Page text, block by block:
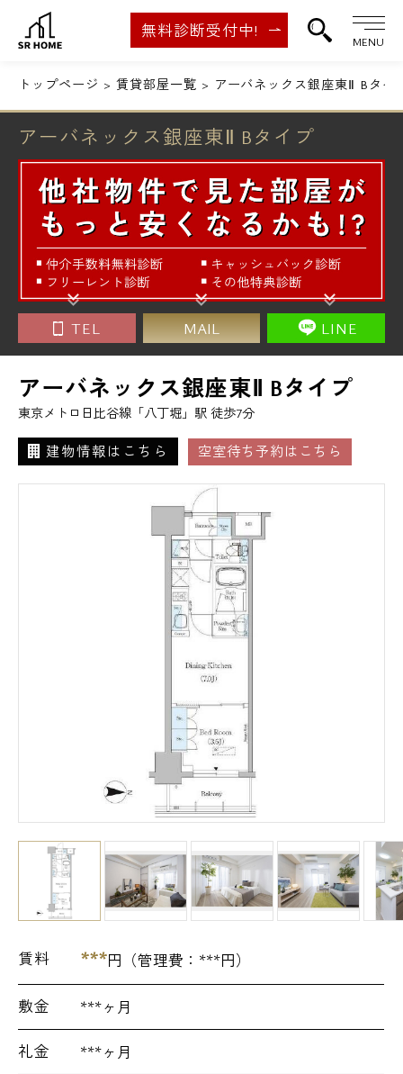
無料診断受付中!
MENU
トップページ 賃貸部屋一覧 アーバネックス銀座東Ⅱ Bタイ
アーバネックス銀座東Ⅱ Bタイプ
TEL MAIL LINE
アーバネックス銀座東Ⅱ Bタイプ
東京メトロ日比谷線「八丁堀」駅 徒歩7分
建物情報はこちら 空室待ち予約はこちら
賃料 ***円（管理費： ***円）
敷金 ***ヶ月
礼金 ***ヶ月